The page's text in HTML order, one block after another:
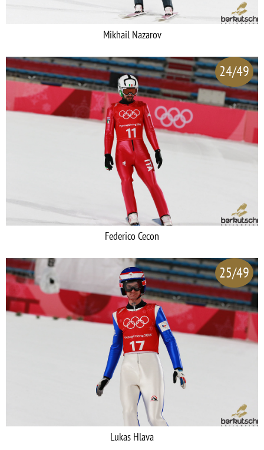
Mikhail Nazarov
24/49
Federico Cecon
25/49
Lukas Hlava